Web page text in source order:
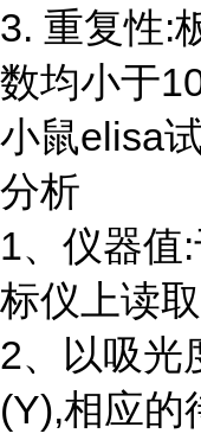
3. 重复性:
数均小于
小鼠elisa
分析
1、仪器值
标仪上读
2、以吸光
(Y),相应的